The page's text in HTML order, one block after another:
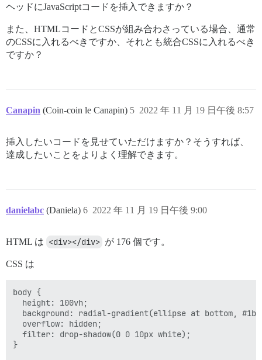
ヘッドにJavaScriptコードを挿入できますか？
また、HTMLコードとCSSが組み合わさっている場合、通常
のCSSに入れるべきですか、それとも統合CSSに入れるべき
ですか？
Canapin (Coin-coin le Canapin) 2022 年 11 月 19 日午後 8:57
5
挿入したいコードを見せていただけますか？そうすれば、
達成したいことをよりよく理解できます。
danielabc (Daniela) 2022 年 11 月 19 日午後 9:00
6
HTML は <div></div> が 176 個です。
CSS は
body {
  height: 100vh;
background: radial-gradient(ellipse at bottom,
  overflow: hidden;
  filter: drop-shadow(0 0 10px white);
}